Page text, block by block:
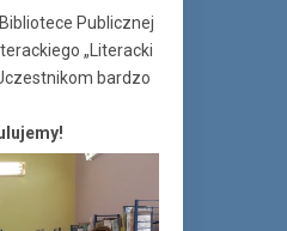
Publicznej
„Literacki
bardzo